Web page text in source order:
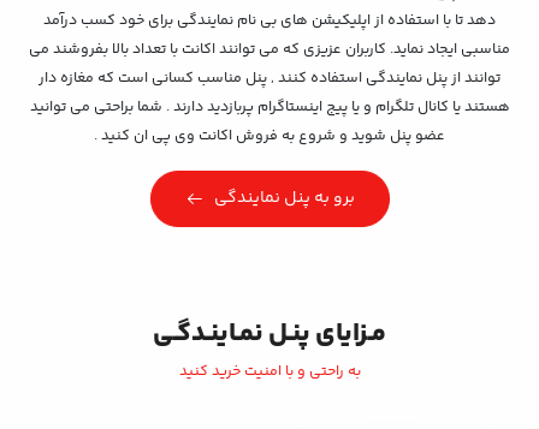
دهد تا با استفاده از اپلیکیشن های بی نام نمایندگی برای خود کسب درآمد
مناسبی ایجاد نماید. کاربران عزیزی که می توانند اکانت با تعداد بالا بفروشند می
توانند از پنل نمایندگی استفاده کنند , پنل مناسب کسانی است که مغازه دار
هستند یا کانال تلگرام و یا پیج اینستاگرام پربازدید دارند . شما براحتی می توانید
عضو پنل شوید و شروع به فروش اکانت وی پی ان کنید .
برو به پنل نمایندگی
مـزایای پنـل نمـاینـدگـی
به راحتی و با امنیت خرید کنید